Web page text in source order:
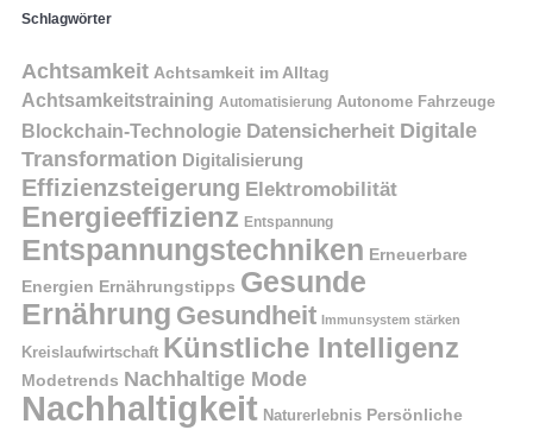
Schlagwörter
Achtsamkeit Achtsamkeit im Alltag
Achtsamkeitstraining Automatisierung Autonome Fahrzeuge
Blockchain-Technologie Datensicherheit Digitale
Transformation Digitalisierung
Effizienzsteigerung Elektromobilität
Energieeffizienz Entspannung
Entspannungstechniken Erneuerbare
Energien Ernährungstipps Gesunde
Ernährung Gesundheit Immunsystem stärken
Kreislaufwirtschaft Künstliche Intelligenz
Modetrends Nachhaltige Mode
Nachhaltigkeit Naturerlebnis Persönliche